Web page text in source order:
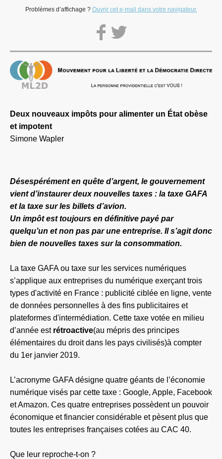
Problèmes d’affichage ? Ouvrir cet e-mail dans votre navigateur.
Deux nouveaux impôts pour alimenter un État obèse
et impotent
Simone Wapler
Désespérément en quête d’argent, le gouvernement
vient d’instaurer deux nouvelles taxes : la taxe GAFA
et la taxe sur les billets d’avion.
Un impôt est toujours en définitive payé par
quelqu’un et non pas par une entreprise. Il s’agit donc
bien de nouvelles taxes sur la consommation.
La taxe GAFA ou taxe sur les services numériques
s’applique aux entreprises du numérique exerçant trois
types d'activité en France : publicité ciblée en ligne, vente
de données personnelles à des fins publicitaires et
plateformes d'intermédiation. Cette taxe votée en milieu
d’année est rétroactive(au mépris des principes
élémentaires du droit dans les pays civilisés)à compter
du 1er janvier 2019.
L’acronyme GAFA désigne quatre géants de l’économie
numérique visés par cette taxe : Google, Apple, Facebook
etAmazon. Ces quatre entreprises possèdent un pouvoir
économique et financier considérable et pèsent plus que
toutes les entreprises françaises cotées au CAC 40.
Que leur reproche-t-on ?